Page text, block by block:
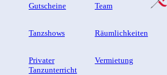
Gutscheine
Tanzshows
Privater
Tanzunterricht
Team
Räumlichkeiten
Vermietung